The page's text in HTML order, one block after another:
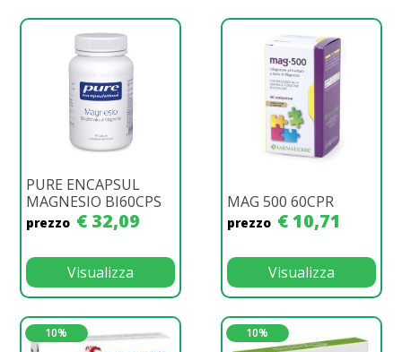
PURE ENCAPSUL
MAGNESIO BI60CPS
prezzo € 32,09
Visualizza
MAG 500 60CPR
prezzo € 10,71
Visualizza
10% 10%